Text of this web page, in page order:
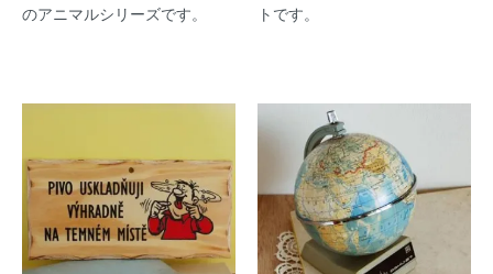
のアニマルシリーズです。
トです。